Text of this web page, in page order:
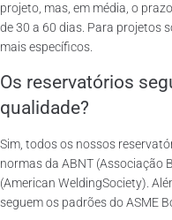
projeto, mas, em média, o
de 30 a 60 dias. Para projetos
mais específicos.
Os reservatórios
qualidade?
Sim, todos os nossos
normas da ABNT (Associação
(American WeldingSociety).
seguem os padrões do ASME